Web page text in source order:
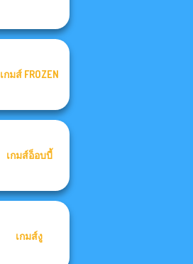
เกมส์ FROZEN
เกมส์อ็อบบี้
เกมส์งู